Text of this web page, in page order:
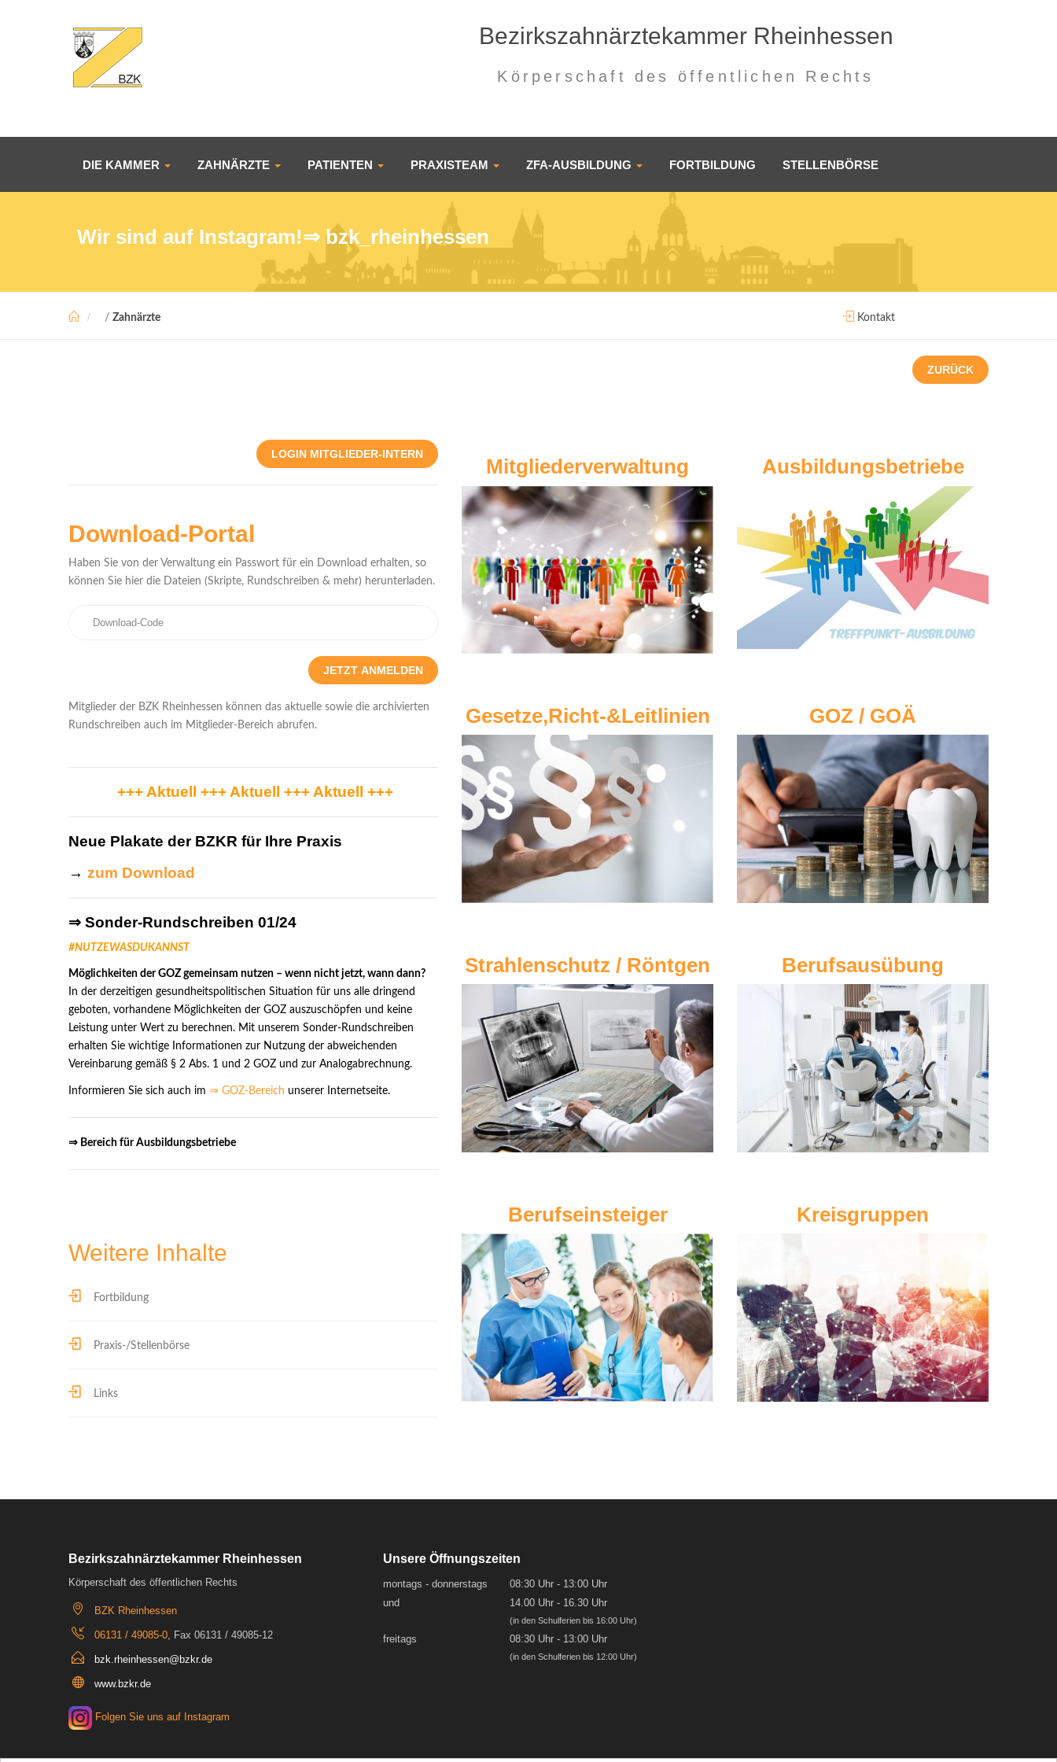
Bezirkszahnärztekammer Rheinhessen
Körperschaft des öffentlichen Rechts
DIE KAMMER ZAHNÄRZTE PATIENTEN PRAXISTEAM ZFA-AUSBILDUNG FORTBILDUNG STELLENBÖRSE
Wir sind auf Instagram!⇒ bzk_rheinhessen
/ Zahnärzte Kontakt
ZURÜCK
LOGIN MITGLIEDER-INTERN
Download-Portal
Haben Sie von der Verwaltung ein Passwort für ein Download erhalten, so
können Sie hier die Dateien (Skripte, Rundschreiben & mehr) herunterladen.
Mitglieder der BZK Rheinhessen können das aktuelle sowie die archivierten
Rundschreiben auch im Mitglieder-Bereich abrufen.
+++ Aktuell +++ Aktuell +++ Aktuell +++
Neue Plakate der BZKR für Ihre Praxis
→ zum Download
⇒ Sonder-Rundschreiben 01/24
#NUTZEWASDUKANNST
Möglichkeiten der GOZ gemeinsam nutzen – wenn nicht jetzt, wann dann?
In der derzeitigen gesundheitspolitischen Situation für uns alle dringend
geboten, vorhandene Möglich­keiten der GOZ auszuschöpfen und keine
Leistung unter Wert zu berechnen. Mit unserem Sonder-Rundschreiben
erhalten Sie wichtige Informationen zur Nutzung der abweichenden
Vereinbarung gemäß § 2 Abs. 1 und 2 GOZ und zur Analogabrechnung.
Informieren Sie sich auch im ⇒ GOZ-Bereich unserer Internetseite.
⇒ Bereich für Ausbildungsbetriebe
Weitere Inhalte
Fortbildung
Praxis-/Stellenbörse
Links
Mitgliederverwaltung Ausbildungsbetriebe
Gesetze,Richt-&Leitlinien GOZ / GOÄ
Strahlenschutz / Röntgen Berufsausübung
Berufseinsteiger Kreisgruppen
Bezirkszahnärztekammer Rheinhessen
Körperschaft des öffentlichen Rechts
BZK Rheinhessen
06131 / 49085-0, Fax 06131 / 49085-12
bzk.rheinhessen@bzkr.de
www.bzkr.de
Folgen Sie uns auf Instagram
Unsere Öffnungszeiten
montags - donnerstags
08:30 Uhr - 13:00 Uhr
und
14.00 Uhr - 16.30 Uhr
(in den Schulferien bis 16:00 Uhr)
freitags 08:30 Uhr - 13:00 Uhr
(in den Schulferien bis 12:00 Uhr)